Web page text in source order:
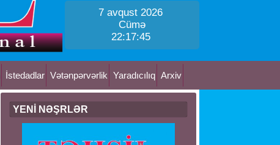
7 avqust 2026
Cümə
22:17:45
İstedadlar Vətənpərvərlik Yaradıcılıq Arxiv
YENİ NƏŞRLƏR